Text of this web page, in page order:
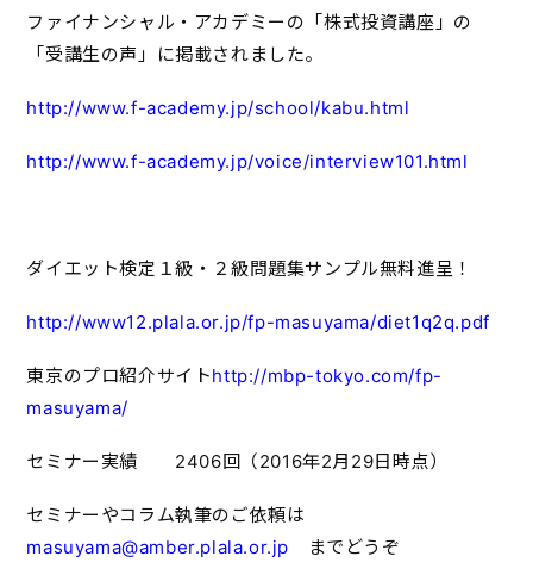
ファイナンシャル・アカデミーの「株式投資講座」の
「受講生の声」に掲載されました。
http://www.f-academy.jp/school/kabu.html
http://www.f-academy.jp/voice/interview101.html
ダイエット検定１級・２級問題集サンプル無料進呈！
http://www12.plala.or.jp/fp-masuyama/diet1q2q.pdf
東京のプロ紹介サイトhttp://mbp-tokyo.com/fp-
masuyama/
セミナー実績 2406回（2016年2月29日時点）
セミナーやコラム執筆のご依頼は
masuyama@amber.plala.or.jp までどうぞ